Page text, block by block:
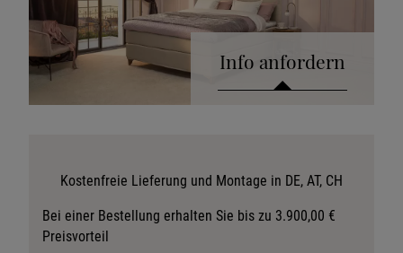
Info anfordern
Stoffkollektion anfordern
Telefonische Beratung anfordern
Kostenfreie Lieferung und Montage in DE, AT, CH
Bei einer Bestellung erhalten Sie bis zu 3.900,00 €
Preisvorteil